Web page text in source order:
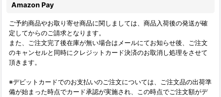
Amazon Pay
ご予約商品やお取り寄せ商品に関しましては、商品入荷後の発送が確
定してからのご請求となります。
また、ご注文完了後在庫が無い場合はメールにてお知らせ後、ご注文
のキャンセルと同時にクレジットカード決済のお取消し処理をさせて
頂きます。
※デビットカードでのお支払いのご注文については、ご注文品の出荷準
備が始まった時点でカード承認が実施され、この時点でご注文額がデ